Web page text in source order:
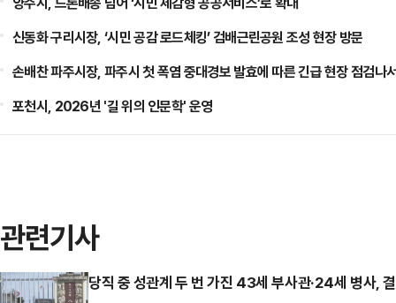
신동화 구리시장, ‘시민 공감 로드체킹’ 검배근린공원 조성 현장 방문
손배찬 파주시장, 파주시 첫 폭염 중대경보 발효에 따른 긴급 현장 점검나
포천시, 2026년 '길 위의 인문학' 운영
관련기사
당직 중 성관계 두 번 가진 43세 부사관·24세 병사,